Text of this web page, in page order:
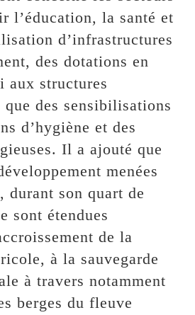
l’éducation, la santé et
d’infrastructures
des dotations en
aux structures
des sensibilisations
d’hygiène et des
Il a ajouté que
menées
durant son quart de
sont étendues
de la
à la sauvegarde
à travers notamment
berges du fleuve